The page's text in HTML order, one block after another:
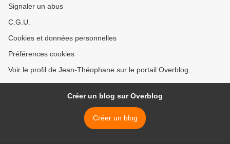
Signaler un abus
C.G.U.
Cookies et données personnelles
Préférences cookies
Voir le profil de Jean-Théophane sur le portail Overblog
Créer un blog sur Overblog
Créer un blog